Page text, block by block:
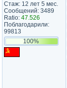
Стаж: 12 лет 5 мес.
Сообщений: 3489
Ratio: 47.526
Поблагодарили:
99813
100%